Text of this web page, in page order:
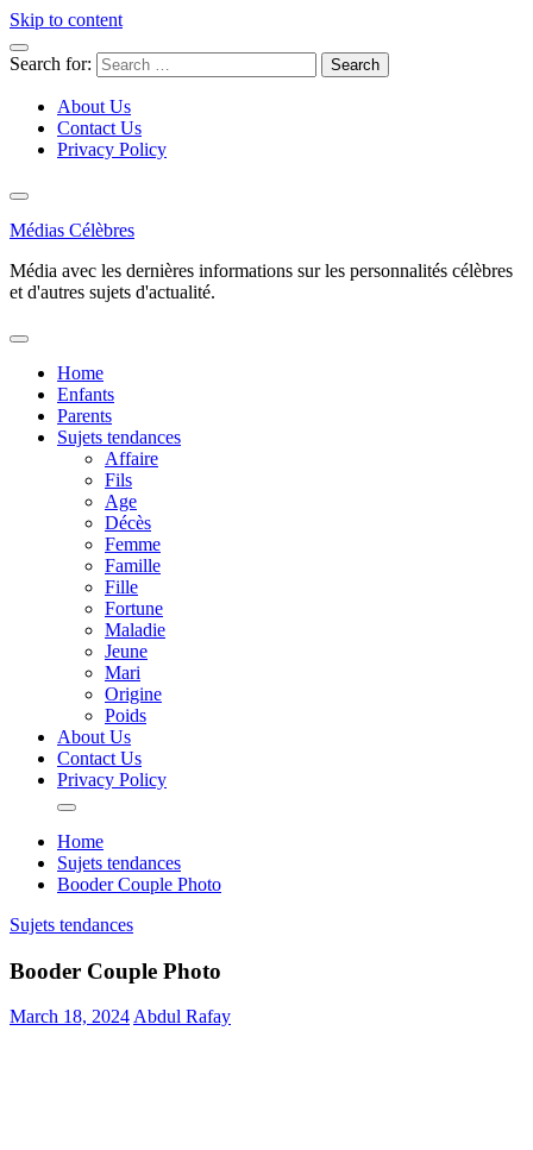
Skip to content
Search for:
About Us
Contact Us
Privacy Policy
Médias Célèbres
Média avec les dernières informations sur les personnalités célèbres
et d'autres sujets d'actualité.
Home
Enfants
Parents
Sujets tendances
Affaire
Fils
Age
Décès
Femme
Famille
Fille
Fortune
Maladie
Jeune
Mari
Origine
Poids
About Us
Contact Us
Privacy Policy
Home
Sujets tendances
Booder Couple Photo
Sujets tendances
Booder Couple Photo
March 18, 2024Abdul Rafay